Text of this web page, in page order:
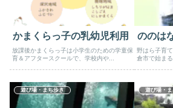
かまくらっ子の乳幼児利用
放課後かまくらっ子は小学生のための学童保
育＆アフタースクールで、学校内や...
ののは
野はら子育
倉市で始ま
遊び場・まち歩き 遊び場・